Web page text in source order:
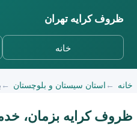
ظروف کرایه تهران
خانه
خانه استان سیستان و بلوچستان
ظروف کرایه بزمان،